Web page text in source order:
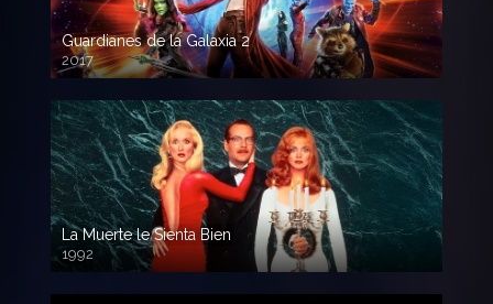
Guardianes de la Galaxia 2
2017
720p HD
La Muerte le Sienta Bien
1992
720p HD